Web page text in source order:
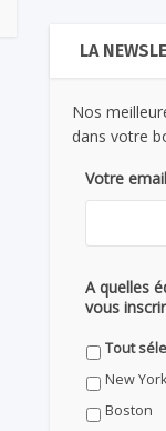
LA
Nos
dans votre
Votre email
A quelles
vous
New York
Boston